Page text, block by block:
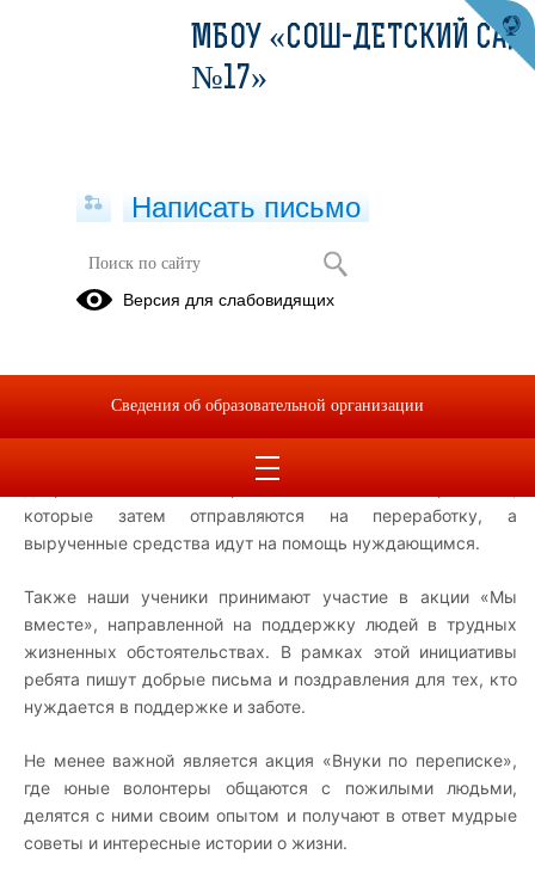
Информационный плакат «Добро
рядом»
Наши школьники активно принимают участие в
является сбор крышечек добра — участники
которые затем отправляются на переработку, а
вырученные средства идут на помощь нуждающимся.
Также наши ученики принимают участие в акции «Мы
вместе», направленной на поддержку людей в трудных
жизненных обстоятельствах. В рамках этой инициативы
ребята пишут добрые письма и поздравления для тех, кто
нуждается в поддержке и заботе.
Не менее важной является акция «Внуки по переписке»,
где юные волонтеры общаются с пожилыми людьми,
делятся с ними своим опытом и получают в ответ мудрые
советы и интересные истории о жизни.
МБОУ «СОШ-ДЕТСКИЙ САД
№17»
Написать письмо
Версия для слабовидящих
Сведения об образовательной организации